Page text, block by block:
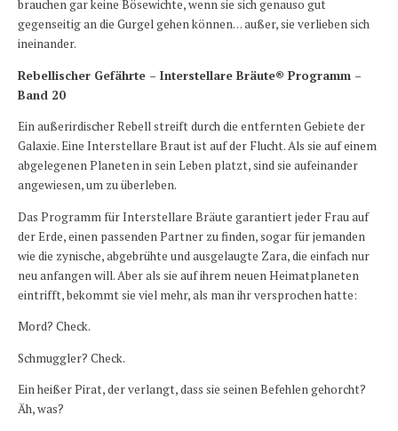
brauchen gar keine Bösewichte, wenn sie sich genauso gut
gegenseitig an die Gurgel gehen können… außer, sie verlieben sich
ineinander.
Rebellischer Gefährte – Interstellare Bräute® Programm –
Band 20
Ein außerirdischer Rebell streift durch die entfernten Gebiete der
Galaxie. Eine Interstellare Braut ist auf der Flucht. Als sie auf einem
abgelegenen Planeten in sein Leben platzt, sind sie aufeinander
angewiesen, um zu überleben.
Das Programm für Interstellare Bräute garantiert jeder Frau auf
der Erde, einen passenden Partner zu finden, sogar für jemanden
wie die zynische, abgebrühte und ausgelaugte Zara, die einfach nur
neu anfangen will. Aber als sie auf ihrem neuen Heimatplaneten
eintrifft, bekommt sie viel mehr, als man ihr versprochen hatte:
Mord? Check.
Schmuggler? Check.
Ein heißer Pirat, der verlangt, dass sie seinen Befehlen gehorcht?
Äh, was?